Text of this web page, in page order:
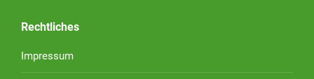
Rechtliches
Impressum